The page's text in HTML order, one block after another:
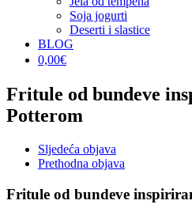
Soja jogurti
Deserti i slastice
BLOG
0,00€
Fritule od bundeve
Potterom
Sljedeća objava
Prethodna objava
Fritule od bundeve